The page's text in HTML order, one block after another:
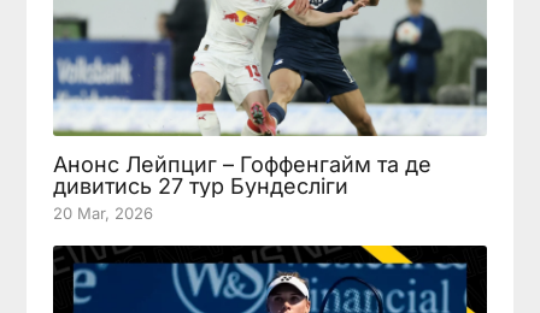
Анонс Лейпциг – Гоффенгайм та де
дивитись 27 тур Бундесліги
20 Mar, 2026